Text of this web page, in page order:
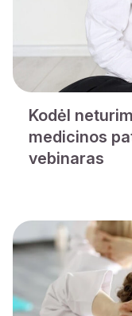
Kodėl
medicinos
vebinaras